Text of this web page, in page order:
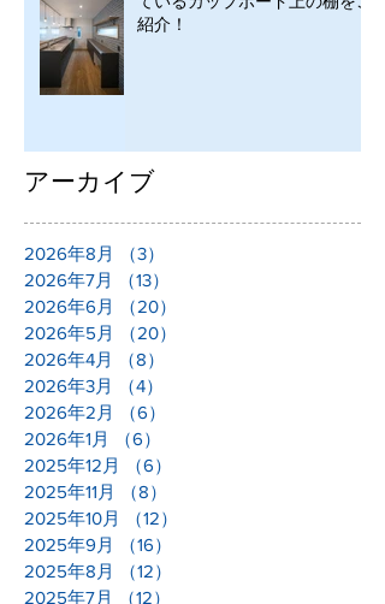
紹介！
アーカイブ
2026年8月 （3）
2026年7月
（13）
2026年6月
（20）
2026年5月
（20）
2026年4月
（8）
2026年3月
（4）
2026年2月
（6）
2026年1月
（6）
2025年12月
（6）
2025年11月
（8）
2025年10月
（12）
2025年9月
（16）
2025年8月
（12）
2025年7月
（12）